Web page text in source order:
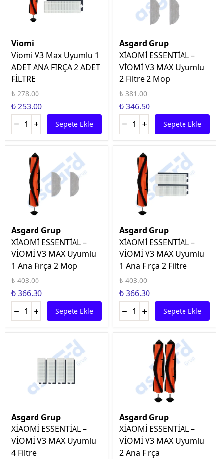
Viomi
Viomi V3 Max Uyumlu 1
ADET ANA FIRÇA 2 ADET
FİLTRE
₺ 278.00
₺ 253.00
Sepete Ekle
Asgard Grup
XİAOMİ ESSENTİAL –
VİOMİ V3 MAX Uyumlu
2 Filtre 2 Mop
₺ 381.00
₺ 346.50
Sepete Ekle
Asgard Grup
XİAOMİ ESSENTİAL –
VİOMİ V3 MAX Uyumlu
1 Ana Fırça 2 Mop
₺ 403.00
₺ 366.30
Sepete Ekle
Asgard Grup
XİAOMİ ESSENTİAL –
VİOMİ V3 MAX Uyumlu
1 Ana Fırça 2 Filtre
₺ 403.00
₺ 366.30
Sepete Ekle
Asgard Grup
XİAOMİ ESSENTİAL –
VİOMİ V3 MAX Uyumlu
4 Filtre
Asgard Grup
XİAOMİ ESSENTİAL –
VİOMİ V3 MAX Uyumlu
2 Ana Fırça